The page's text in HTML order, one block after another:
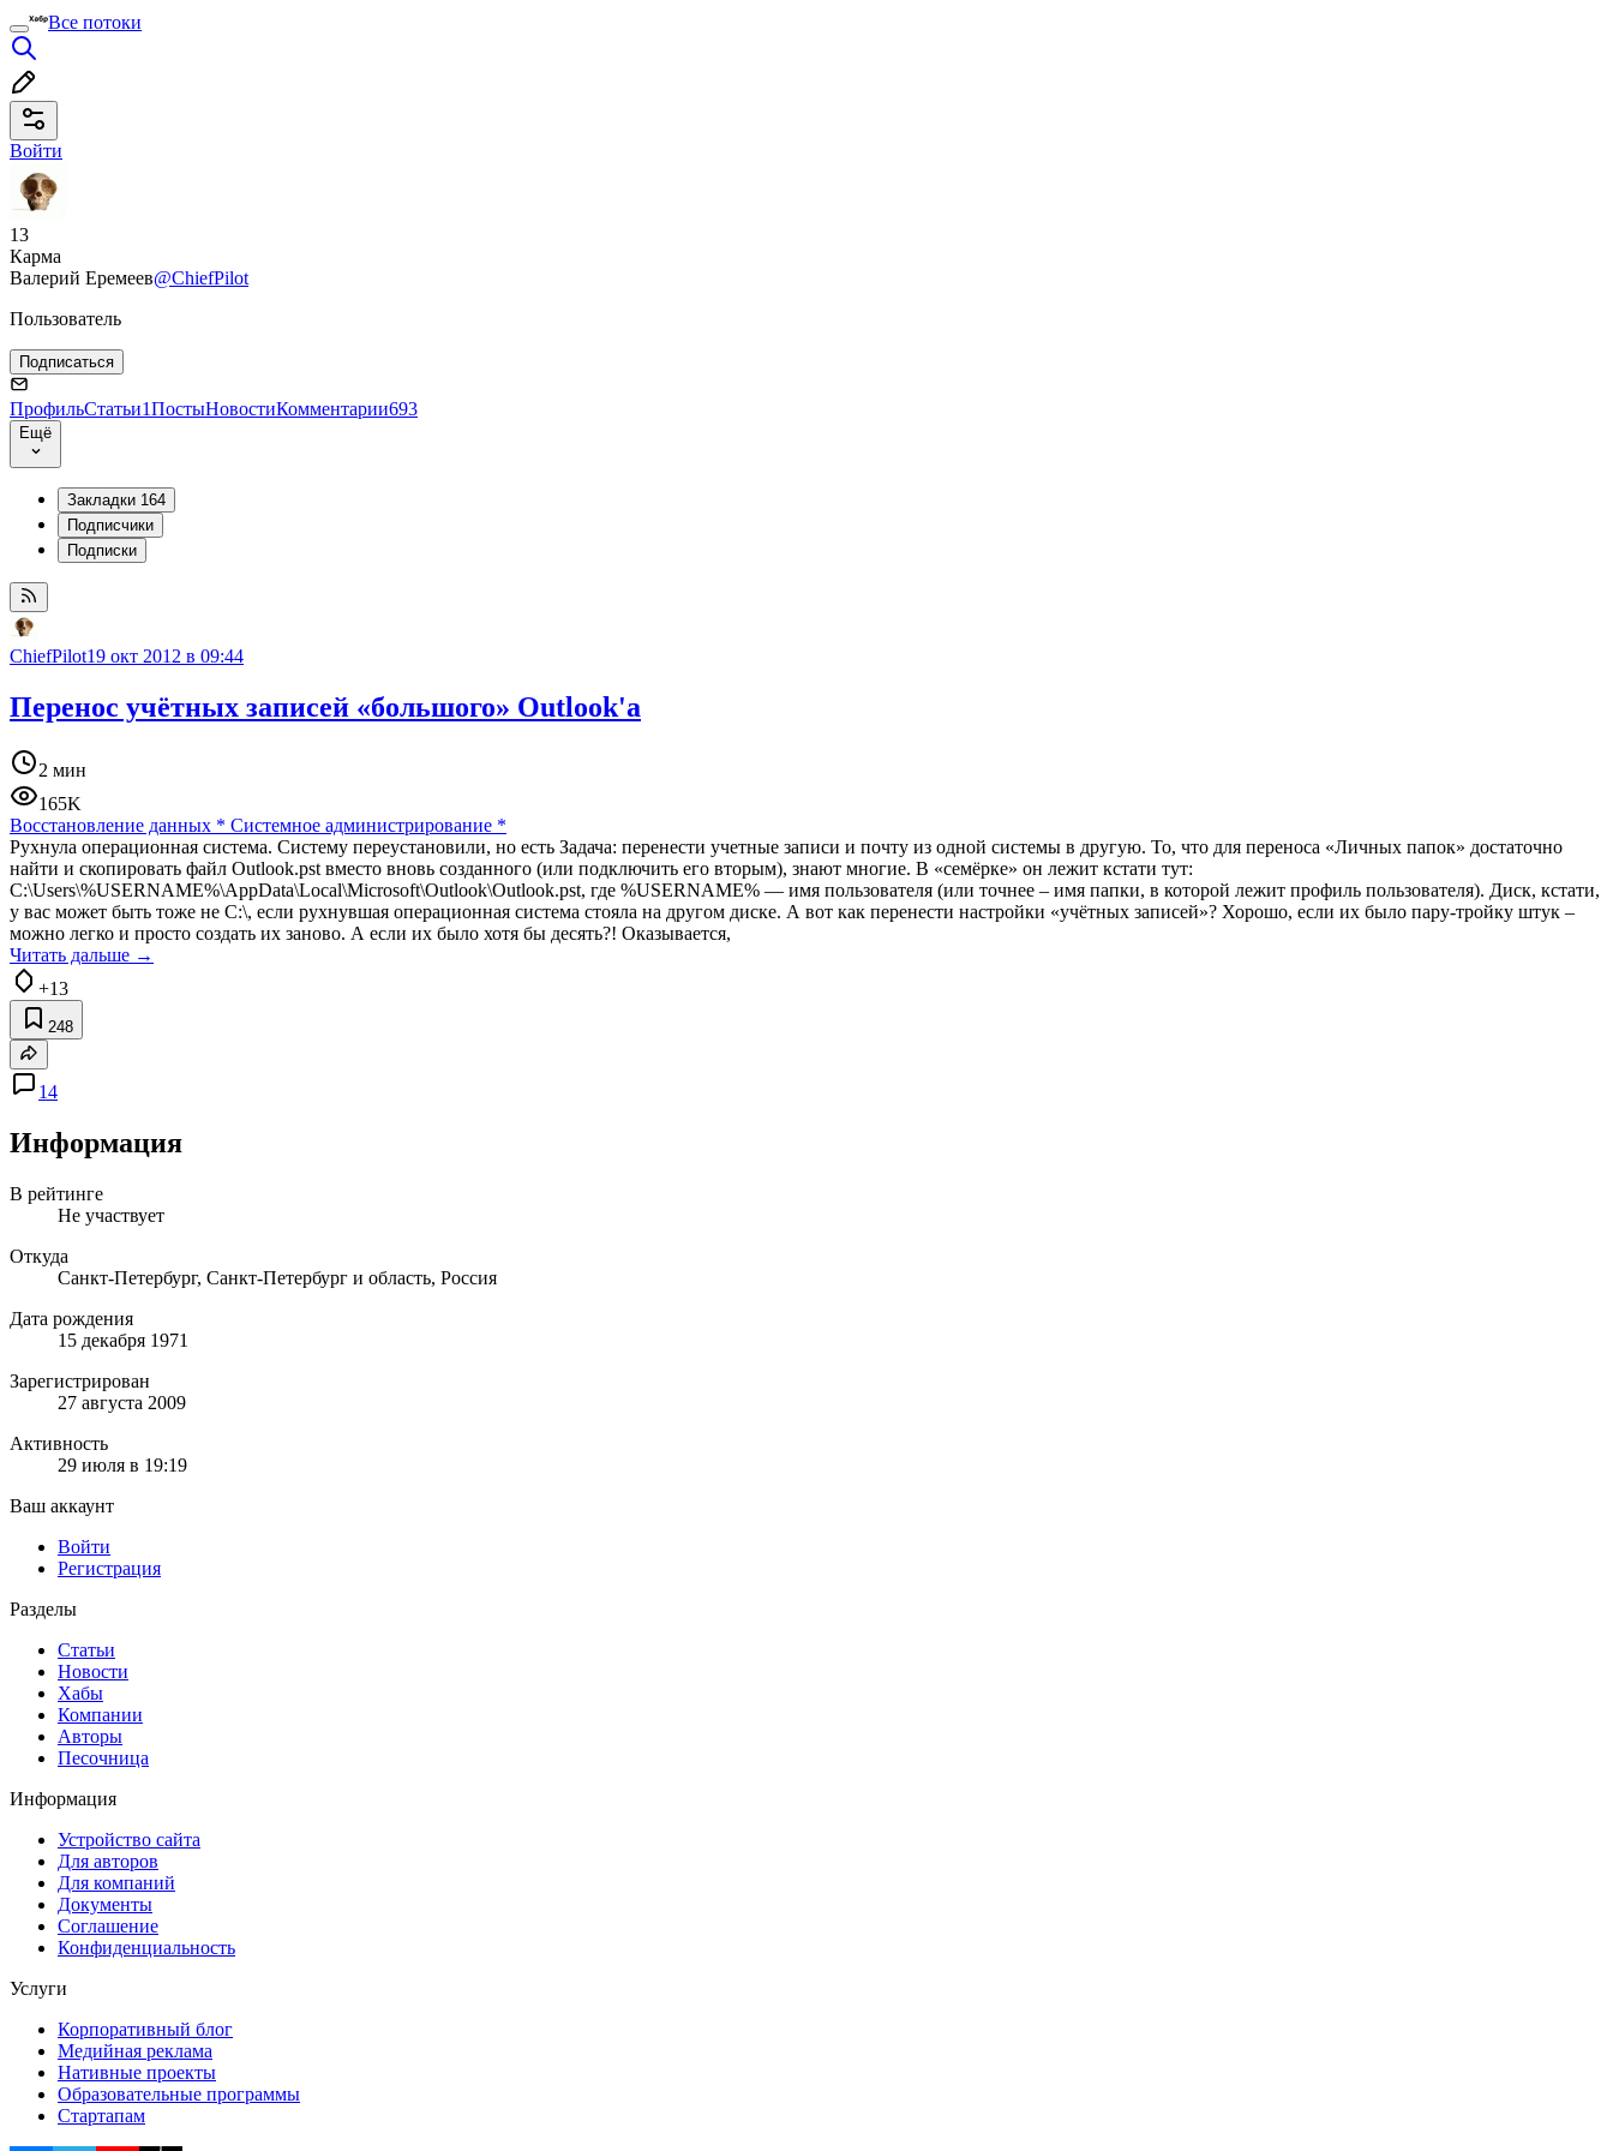
Все потоки
Войти
13
Карма
Валерий Еремеев@ChiefPilot
Пользователь
Подписаться
ПрофильСтатьи1ПостыНовостиКомментарии693
Ещё
Закладки 164
Подписчики
Подписки
ChiefPilot19 окт 2012 в 09:44
Перенос учётных записей «большого» Outlook'а
2 мин
165K
Восстановление данных * Системное администрирование *
Рухнула операционная система. Систему переустановили, но есть Задача: перенести учетные записи и почту из одной системы в другую. То, что для переноса «Личных папок» достаточно
найти и скопировать файл Outlook.pst вместо вновь созданного (или подключить его вторым), знают многие. В «семёрке» он лежит кстати тут:
С:\Users\%USERNAME%\AppData\Local\Microsoft\Outlook\Outlook.pst, где %USERNAME% — имя пользователя (или точнее – имя папки, в которой лежит профиль пользователя). Диск, кстати,
у вас может быть тоже не C:\, если рухнувшая операционная система стояла на другом диске. А вот как перенести настройки «учётных записей»? Хорошо, если их было пару-тройку штук –
можно легко и просто создать их заново. А если их было хотя бы десять?! Оказывается,
Читать дальше →
+13
248
14
Информация
В рейтинге
Не участвует
Откуда
Санкт-Петербург, Санкт-Петербург и область, Россия
Дата рождения
15 декабря 1971
Зарегистрирован
27 августа 2009
Активность
29 июля в 19:19
Ваш аккаунт
Войти
Регистрация
Разделы
Статьи
Новости
Хабы
Компании
Авторы
Песочница
Информация
Устройство сайта
Для авторов
Для компаний
Документы
Соглашение
Конфиденциальность
Услуги
Корпоративный блог
Медийная реклама
Нативные проекты
Образовательные программы
Стартапам